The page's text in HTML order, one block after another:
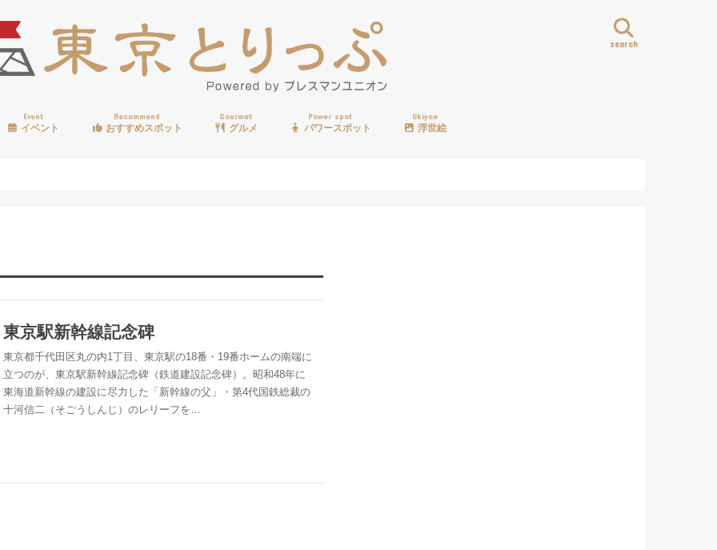
search
Event
イベント
Recommend
おすすめスポット
Gourmet
グルメ
Power spot
パワースポット
Ukiyoe
浮世絵
東京駅新幹線記念碑
東京都千代田区丸の内1丁目、東京駅の18番・19番ホームの南端に
立つのが、東京駅新幹線記念碑（鉄道建設記念碑）。昭和48年に
東海道新幹線の建設に尽力した「新幹線の父」・第4代国鉄総裁の
十河信二（そごうしんじ）のレリーフを…